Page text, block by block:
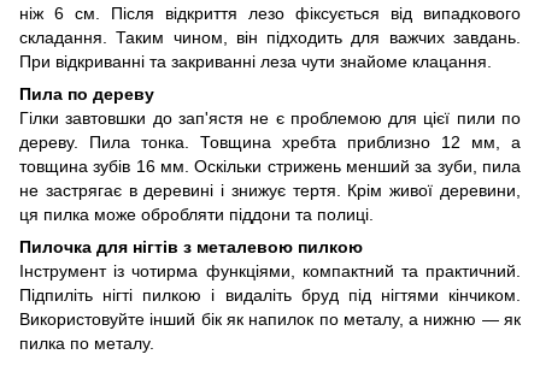
ніж 6 см. Після відкриття лезо фіксується від випадкового
складання. Таким чином, він підходить для важчих завдань.
При відкриванні та закриванні леза чути знайоме клацання.
Пила по дереву
Гілки завтовшки до зап'ястя не є проблемою для цієї пили по
дереву. Пила тонка. Товщина хребта приблизно 12 мм, а
товщина зубів 16 мм. Оскільки стрижень менший за зуби, пила
не застрягає в деревині і знижує тертя. Крім живої деревини,
ця пилка може обробляти піддони та полиці.
Пилочка для нігтів з металевою пилкою
Інструмент із чотирма функціями, компактний та практичний.
Підпиліть нігті пилкою і видаліть бруд під нігтями кінчиком.
Використовуйте інший бік як напилок по металу, а нижню — як
пилка по металу.